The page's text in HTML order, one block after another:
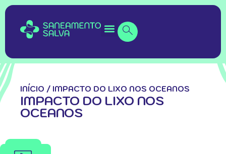
INÍCIO / IMPACTO DO LIXO NOS OCEANOS
IMPACTO DO LIXO NOS
OCEANOS